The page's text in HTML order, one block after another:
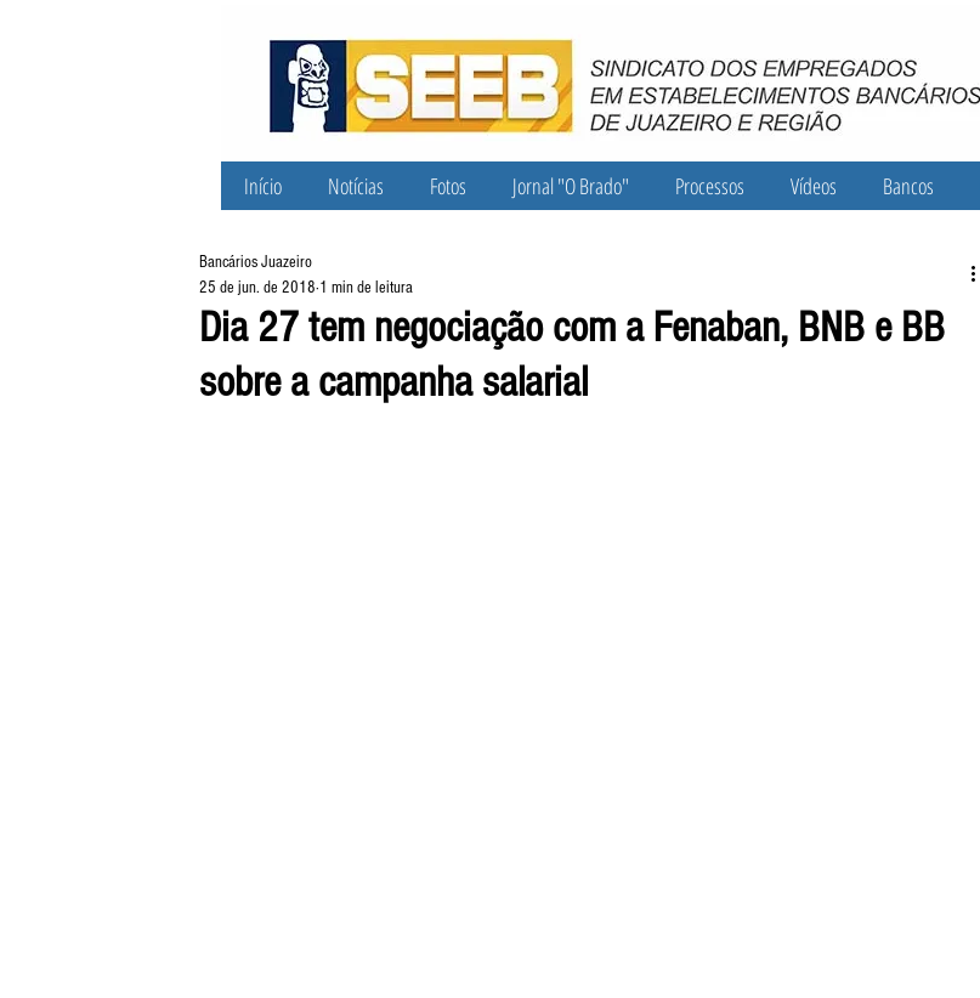
Início Notícias Fotos Jornal "O Brado" Processos Vídeos Bancos
Dia 27 tem negociação com a Fenaban, BNB e BB
sobre a campanha salarial
Bancários Juazeiro
25 de jun. de 2018 1 min de leitura